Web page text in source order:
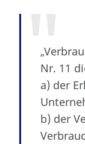
Nr. 11
a) der
b) der